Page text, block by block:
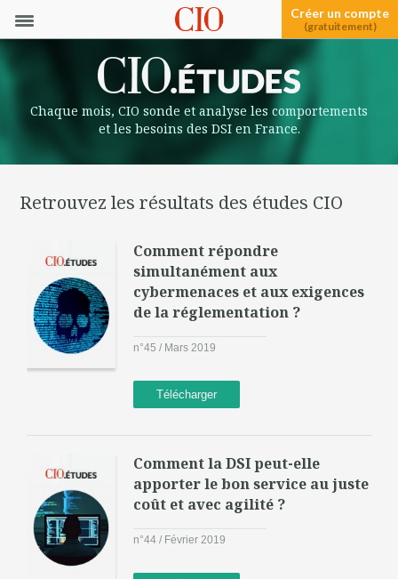
Créer un compte
(gratuitement)
Chaque mois, CIO sonde et analyse les comportements
et les besoins des DSI en France.
Retrouvez les résultats des études CIO
Comment répondre
simultanément aux
cybermenaces et aux exigences
de la réglementation ?
n°45 / Mars 2019
Télécharger
Comment la DSI peut-elle
apporter le bon service au juste
coût et avec agilité ?
n°44 / Février 2019